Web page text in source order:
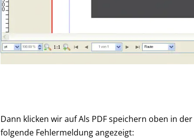
Dann klicken wir auf Als PDF speichern oben in
folgende Fehlermeldung angezeigt: